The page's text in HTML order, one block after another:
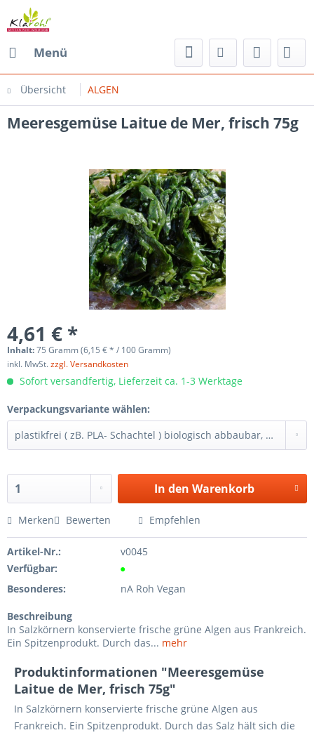
Menü
Übersicht ALGEN
Meeresgemüse Laitue de Mer, frisch 75g
4,61 € *
Inhalt:75 Gramm (6,15 € * / 100 Gramm)
inkl. MwSt.zzgl. Versandkosten
Sofort versandfertig, Lieferzeit ca. 1-3 Werktage
Verpackungsvariante wählen:
In den Warenkorb
Merken Bewerten Empfehlen
Artikel-Nr.:
v0045
Verfügbar:
●
Besonderes:
nA Roh Vegan
Beschreibung
In Salzkörnern konservierte frische grüne Algen aus Frankreich.
Ein Spitzenprodukt. Durch das... mehr
Produktinformationen "Meeresgemüse
Laitue de Mer, frisch 75g"
In Salzkörnern konservierte frische grüne Algen aus
Frankreich. Ein Spitzenprodukt. Durch das Salz hält sich die